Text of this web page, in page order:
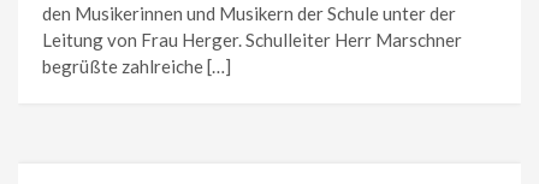
den Musikerinnen und Musikern der Schule unter der
Leitung von Frau Herger. Schulleiter Herr Marschner
begrüßte zahlreiche […]